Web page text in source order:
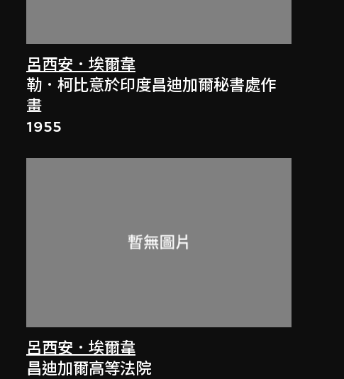
呂西安．埃爾韋
勒．柯比意於印度昌迪加爾秘書處作
畫
1955
呂西安．埃爾韋
昌迪加爾高等法院